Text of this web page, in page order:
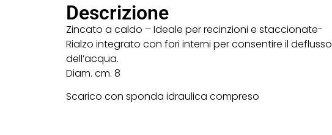
Descrizione
Zincato a caldo – Ideale per recinzioni e staccionate-
Rialzo integrato con fori interni per consentire il deflusso
dell’acqua.
Diam. cm. 8
Scarico con sponda idraulica compreso